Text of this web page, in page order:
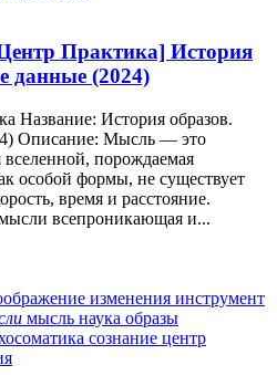
Практика] История
данные (2024)
Название: История образов.
Описание: Мысль — это
вселенной, порождаемая
особой формы, не существует
время и расстояние.
всепроникающая и...
изменения инструмент
мысль наука образы
сознание центр